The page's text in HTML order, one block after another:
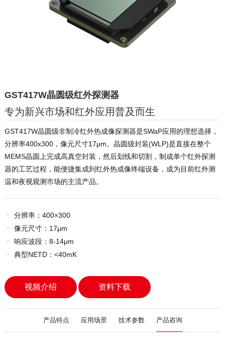
GST417W晶圆级红外探测器
专为新兴市场和红外应用普及而生
GST417W晶圆级非制冷红外热成像探测器是SWaP应用的理想选择，
分辨率400x300，像元尺寸17μm。晶圆级封装(WLP)是直接在整个
MEMS晶圆上完成高真空封装，然后划线和切割，制成单个红外探测
器的工艺过程，能便捷集成到红外热成像终端设备，成为目前红外测
温和夜视观测市场的主流产品。
ㆍ
分辨率：400×300
ㆍ
像元尺寸：17μm
ㆍ
响应波段：8-14μm
ㆍ
典型NETD：<40mK
视频介绍 资料下载
产品特点 应用场景 技术参数 产品咨询